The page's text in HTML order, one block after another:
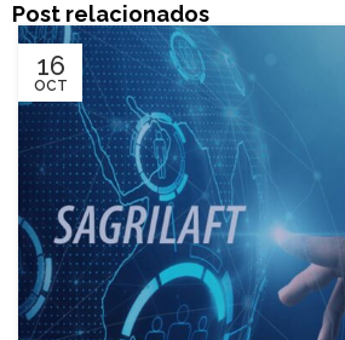
Post relacionados
16
OCT